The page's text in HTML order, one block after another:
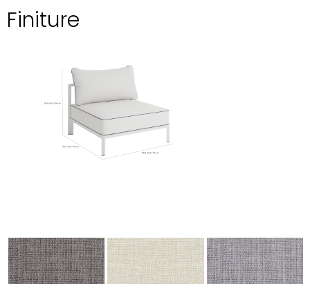
Finiture